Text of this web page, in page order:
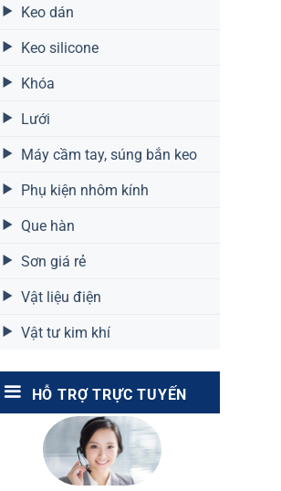
Keo dán
Keo silicone
Khóa
Lưới
Máy cầm tay, súng bắn keo
Phụ kiện nhôm kính
Que hàn
Sơn giá rẻ
Vật liệu điện
Vật tư kim khí
HỖ TRỢ TRỰC TUYẾN